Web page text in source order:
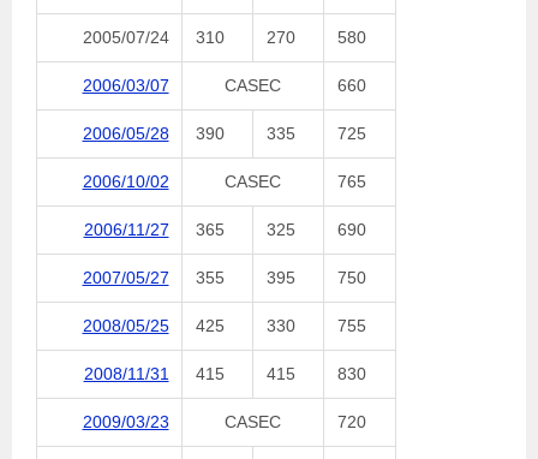
2005/07/24 310 270 580
2006/03/07 CASEC 660
2006/05/28 390 335 725
2006/10/02 CASEC 765
2006/11/27 365 325 690
2007/05/27 355 395 750
2008/05/25 425 330 755
2008/11/31 415 415 830
2009/03/23 CASEC 720